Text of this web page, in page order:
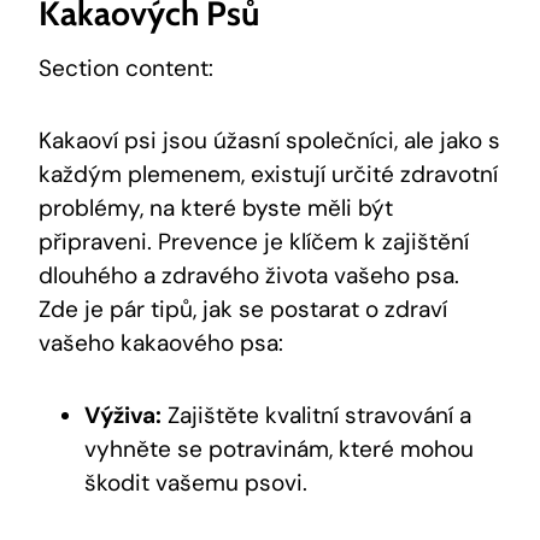
Kakaových Psů
Section content:
Kakaoví psi jsou úžasní společníci, ale jako s
každým plemenem, existují určité zdravotní
problémy, na které byste měli být
připraveni. Prevence je klíčem k zajištění
dlouhého a zdravého života vašeho psa.
Zde je pár tipů, jak se postarat o zdraví
vašeho kakaového psa:
Výživa: Zajištěte kvalitní stravování a
vyhněte se potravinám, které mohou
škodit vašemu psovi.